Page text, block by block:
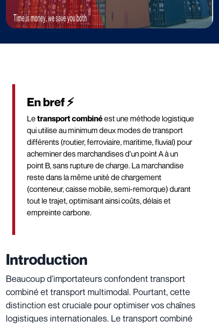
En bref ⚡
Le transport combinéest une méthode logistique
qui utilise au minimum deux modes de transport
différents (routier, ferroviaire, maritime, fluvial) pour
acheminer des marchandises d'un point A à un
point B, sans rupture de charge. La marchandise
reste dans la même unité de chargement
(conteneur, caisse mobile, semi-remorque) durant
tout le trajet, optimisant ainsi coûts, délais et
empreinte carbone.
Introduction
Beaucoup d’importateurs confondent transport
combiné et transport multimodal. Pourtant, cette
distinction est cruciale pour optimiser vos chaînes
logistiques internationales. Le transport combiné